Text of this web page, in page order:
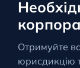
Отримуйте
юрисдикцію